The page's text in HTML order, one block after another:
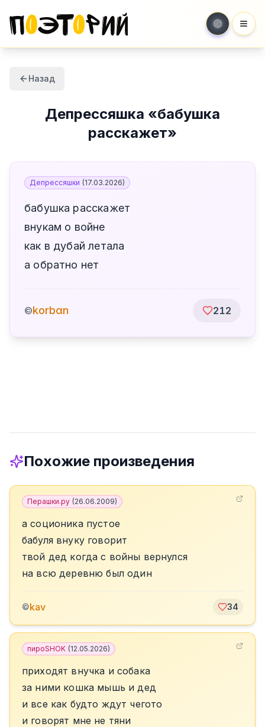
Назад
Депрессяшка «бабушка
расскажет»
Депрессяшки (17.03.2026)
бабушка расскажет
внукам о войне
как в дубай летала
а обратно нет
©korbαn 212
Похожие произведения
Перашки.ру (26.06.2009)
а соционика пустое
бабуля внуку говорит
твой дед когда с войны вернулся
на всю деревню был один
©kav 34
пироSHOK (12.05.2026)
приходят внучка и собака
за ними кошка мышь и дед
и все как будто ждут чегото
и говорят мне не тяни